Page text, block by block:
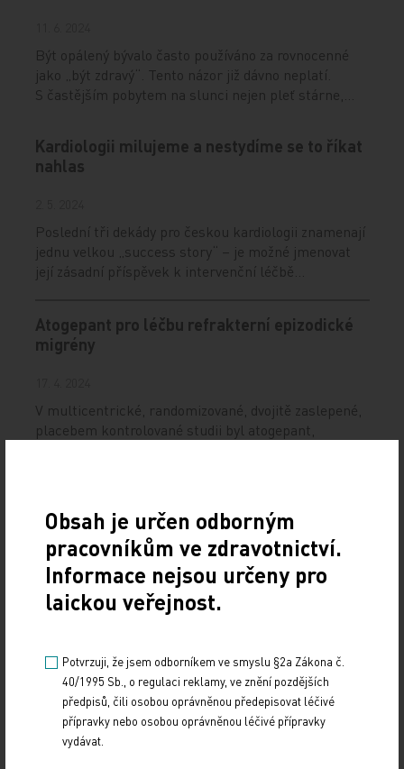
Být opálený bývalo často používáno za rovnocenné
jako „být zdravý“. Tento názor již dávno neplatí.
S častějším pobytem na slunci nejen pleť stárne,…
Kardiologii milujeme a nestydíme se to říkat
nahlas
Poslední tři dekády pro českou kardiologii znamenají
jednu velkou „success story“ – je možné jmenovat
její zásadní příspěvek k intervenční léčbě…
Atogepant pro léčbu refrakterní epizodické
migrény
V multicentrické, randomizované, dvojitě zaslepené,
placebem kontrolované studii byl atogepant,
NUDZ nabízí kurs pro rodiče dětí s úzkostí
13. 12. 2024
Národní ústav duševního zdraví (NUDZ) připravil
kurs pro rodiče dětí s úzkostmi. Účast nabízí zdarma
Evropská směrnice ohrozí klíčové léky, varují
farmaceutické firmy
28. 11. 2024
Obsah je určen odborným
pracovníkům ve zdravotnictví.
Informace nejsou určeny pro
laickou veřejnost.
Potvrzuji, že jsem odborníkem ve smyslu §2a Zákona č.
40/1995 Sb., o regulaci reklamy, ve znění pozdějších
předpisů, čili osobou oprávněnou předepisovat léčivé
přípravky nebo osobou oprávněnou léčivé přípravky
vydávat.